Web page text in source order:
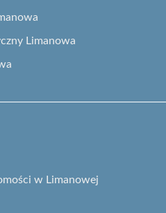
Limanowa
w Limanowej